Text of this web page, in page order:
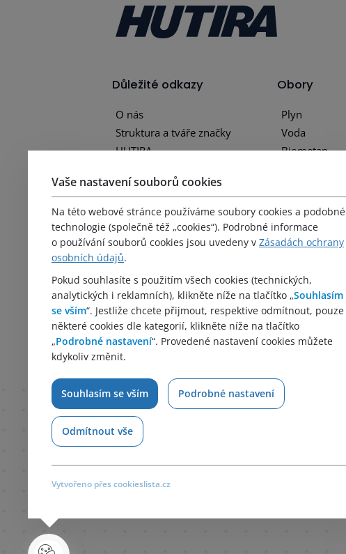
Důležité odkazy
O nás
Struktura a tváře značky
HUTIRA
Obory
Aktuality
Média
Kariéra
Kontakt
Zásady zpracování ochrany
osobních údajů
Politika společnosti
Whistleblowing
Obory
Plyn
Voda
Biometan
Vaše nastavení souborů cookies
Na této webové stránce používáme soubory cookies a podobné
technologie (společně též „cookies“). Podrobné informace
o používání souborů cookies jsou uvedeny v Zásadách ochrany
osobních údajů.
Pokud souhlasíte s použitím všech cookies (technických,
analytických i reklamních), klikněte níže na tlačítko „Souhlasím
se vším“. Jestliže chcete přijmout, respektive odmítnout, pouze
některé cookies dle kategorií, klikněte níže na tlačítko
„Podrobné nastavení“. Provedené nastavení cookies můžete
kdykoliv změnit.
Souhlasím se vším Podrobné nastavení
Odmítnout vše
Vytvořeno přes cookieslista.cz